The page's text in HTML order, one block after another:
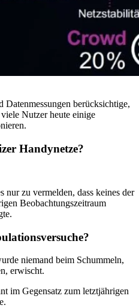
berücksichtige,
Nutzer heute einige
Handynetze?
nur zu vermelden, dass keines der
Beobachtungszeitraum
niemand beim Schummeln,
erwischt.
im Gegensatz zum letztjährigen